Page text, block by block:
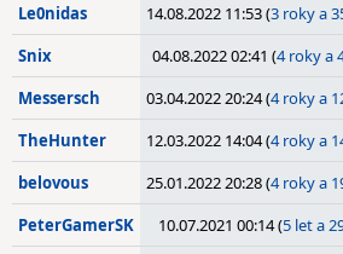
Le0nidas 14.08.2022 11:53 (3 roky a
Snix 04.08.2022 02:41 (4 roky a
Messersch 03.04.2022 20:24 (4 roky a
TheHunter 12.03.2022 14:04 (4 roky a
belovous 25.01.2022 20:28 (4 roky a
PeterGamerSK 10.07.2021 00:14 (5 let a